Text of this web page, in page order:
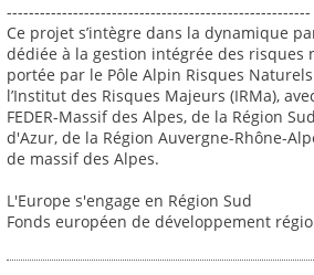
-------------------------------------------------------
Ce projet s’intègre dans la dynamique
dédiée à la gestion intégrée des risques
portée par le Pôle Alpin Risques
l’Institut des Risques Majeurs (IRMa),
FEDER-Massif des Alpes, de la Région
d'Azur, de la Région Auvergne-Rhône-
de massif des Alpes.
L'Europe s'engage en Région Sud
Fonds européen de développement